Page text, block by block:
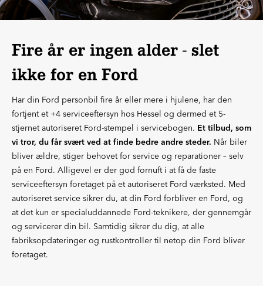
Fire år er ingen alder - slet
ikke for en Ford
Har din Ford personbil fire år eller mere i hjulene, har den
fortjent et +4 serviceeftersyn hos Hessel og dermed et 5-
stjernet autoriseret Ford-stempel i servicebogen. Et tilbud, som
vi tror, du får svært ved at finde bedre andre steder. Når biler
bliver ældre, stiger behovet for service og reparationer – selv
på en Ford. Alligevel er der god fornuft i at få de faste
serviceeftersyn foretaget på et autoriseret Ford værksted. Med
autoriseret service sikrer du, at din Ford forbliver en Ford, og
at det kun er specialuddannede Ford-teknikere, der gennemgår
og servicerer din bil. Samtidig sikrer du dig, at alle
fabriksopdateringer og rustkontroller til netop din Ford bliver
foretaget.